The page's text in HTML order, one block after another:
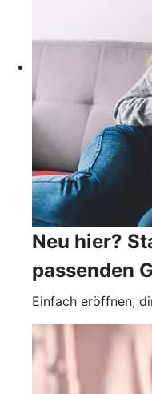
Neu hier?
passenden
Einfach eröffnen,